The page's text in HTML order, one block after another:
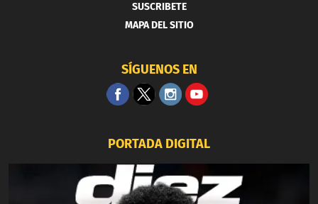
SUSCRIBETE
MAPA DEL SITIO
SÍGUENOS EN
PORTADA DIGITAL